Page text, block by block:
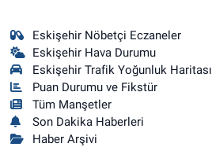
Eskişehir Nöbetçi Eczaneler
Eskişehir Hava Durumu
Eskişehir Trafik Yoğunluk Haritası
Puan Durumu ve Fikstür
Tüm Manşetler
Son Dakika Haberleri
Haber Arşivi